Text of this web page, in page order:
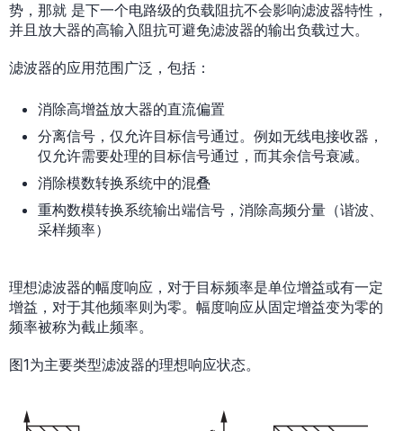
势，那就 是下一个电路级的负载阻抗不会影响滤波器特性，
并且放大器的高输入阻抗可避免滤波器的输出负载过大。
滤波器的应用范围广泛，包括：
消除高增益放大器的直流偏置
分离信号，仅允许目标信号通过。例如无线电接收器，
仅允许需要处理的目标信号通过，而其余信号衰减。
消除模数转换系统中的混叠
重构数模转换系统输出端信号，消除高频分量（谐波、
采样频率）
理想滤波器的幅度响应，对于目标频率是单位增益或有一定
增益，对于其他频率则为零。幅度响应从固定增益变为零的
频率被称为截止频率。
图1为主要类型滤波器的理想响应状态。